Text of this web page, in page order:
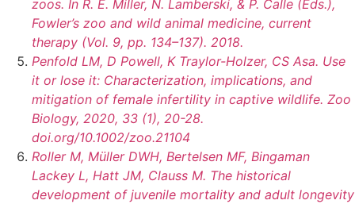
zoos. In R. E. Miller, N. Lamberski, & P. Calle (Eds.),
Fowler’s zoo and wild animal medicine, current
therapy (Vol. 9, pp. 134–137). 2018.
Penfold LM, D Powell, K Traylor-Holzer, CS Asa. Use
it or lose it: Characterization, implications, and
mitigation of female infertility in captive wildlife. Zoo
Biology, 2020, 33 (1), 20-28.
doi.org/10.1002/zoo.21104
Roller M, Müller DWH, Bertelsen MF, Bingaman
Lackey L, Hatt JM, Clauss M. The historical
development of juvenile mortality and adult longevity